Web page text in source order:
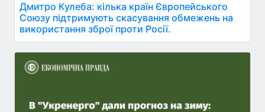
Дмитро Кулеба: кілька країн Європейського
Союзу підтримують скасування обмежень на
використання зброї проти Росії.